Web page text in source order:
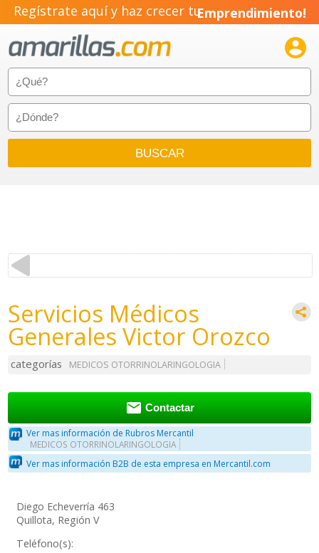
Regístrate aquí y haz crecer tuEmprendimiento!

Servicios Médicos
Generales Victor Orozco
categorías MEDICOS OTORRINOLARINGOLOGIA
 Contactar
Ver mas información de Rubros Mercantil
MEDICOS OTORRINOLARINGOLOGIA
Ver mas información B2B de esta empresa en Mercantil.com
Diego Echeverría 463
Quillota, Región V
Teléfono(s):